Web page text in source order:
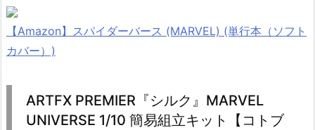
【Amazon】スパイダーバース (MARVEL) (単行本（ソフト
カバー）)
ARTFX PREMIER『シルク』MARVEL
UNIVERSE 1/10 簡易組立キット【コトブ